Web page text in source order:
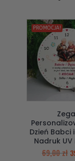
PROMOCJA!
Dzień Babci
Nadruk UV
69,00zł